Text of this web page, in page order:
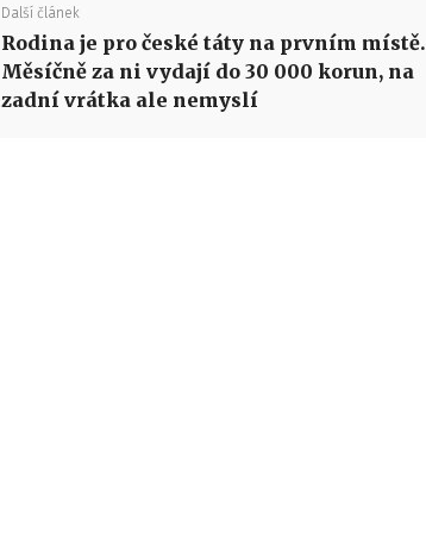
Další článek
Rodina je pro české táty na prvním místě.
Měsíčně za ni vydají do 30 000 korun, na
zadní vrátka ale nemyslí